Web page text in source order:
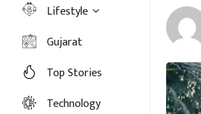
Lifestyle
Gujarat
Top Stories
Technology